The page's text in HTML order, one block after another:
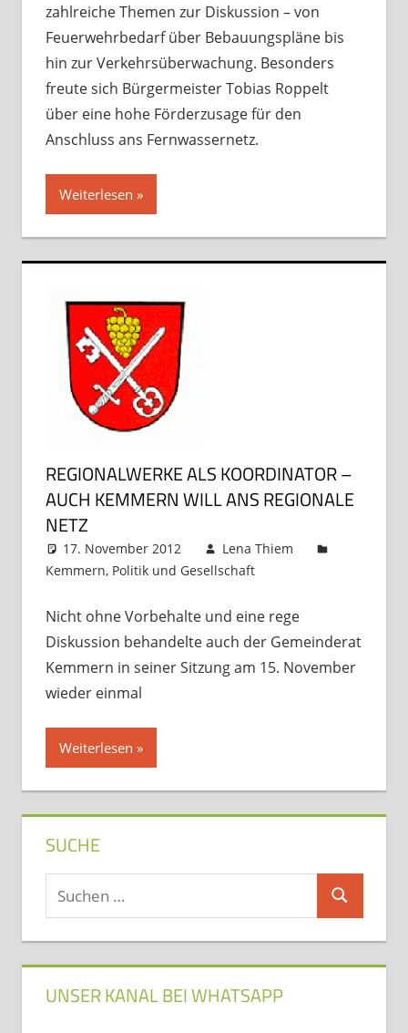
zahlreiche Themen zur Diskussion – von
Feuerwehrbedarf über Bebauungspläne bis
hin zur Verkehrsüberwachung. Besonders
freute sich Bürgermeister Tobias Roppelt
über eine hohe Förderzusage für den
Anschluss ans Fernwassernetz.
Weiterlesen
REGIONALWERKE ALS KOORDINATOR –
AUCH KEMMERN WILL ANS REGIONALE
NETZ
17. November 2012
Lena Thiem
Kemmern, Politik und Gesellschaft
Nicht ohne Vorbehalte und eine rege
Diskussion behandelte auch der Gemeinderat
Kemmern in seiner Sitzung am 15. November
wieder einmal
Weiterlesen
SUCHE
Suchen
nach:
Suchen
UNSER KANAL BEI WHATSAPP